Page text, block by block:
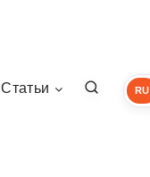
RU
Статьи